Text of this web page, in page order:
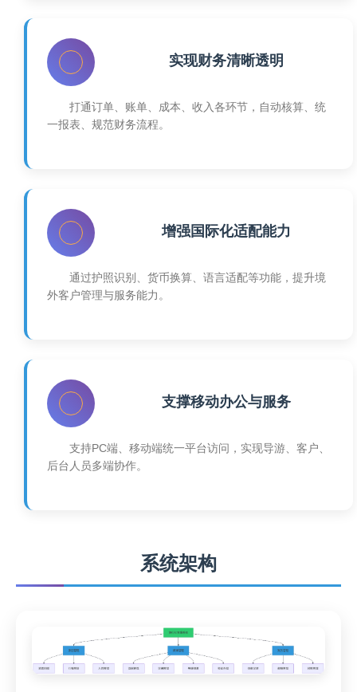
实现财务清晰透明
打通订单、账单、成本、收入各环节，自动核算、统
一报表、规范财务流程。
增强国际化适配能力
通过护照识别、货币换算、语言适配等功能，提升境
外客户管理与服务能力。
支撑移动办公与服务
支持PC端、移动端统一平台访问，实现导游、客户、
后台人员多端协作。
系统架构